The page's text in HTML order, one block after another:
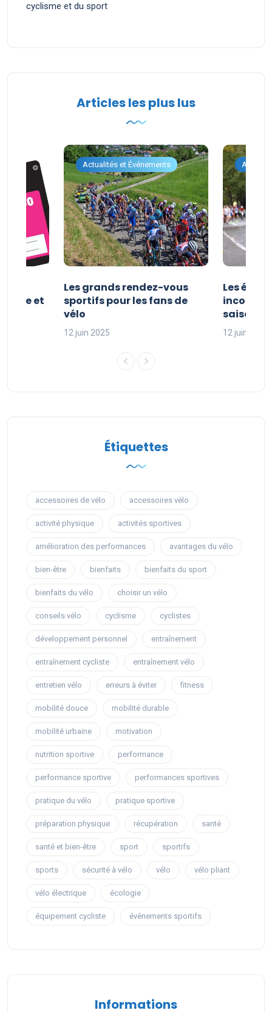
cyclisme et du sport
Articles les plus lus
et
Actualités et Événements
Les grands rendez-vous
sportifs pour les fans de
vélo
12 juin 2025
Les
saison
12 juin 2025
Étiquettes
accessoires de vélo accessoires vélo
activité physique activités sportives
amélioration des performances avantages du vélo
bien-être bienfaits bienfaits du sport
bienfaits du vélo choisir un vélo
conseils vélo cyclisme cyclistes
développement personnel entraînement
entraînement cycliste entraînement vélo
entretien vélo erreurs à éviter fitness
mobilité douce mobilité durable
mobilité urbaine motivation
nutrition sportive performance
performance sportive performances sportives
pratique du vélo pratique sportive
préparation physique récupération santé
santé et bien-être sport sportifs
sports sécurité à vélo vélo vélo pliant
vélo électrique écologie
équipement cycliste événements sportifs
Informations